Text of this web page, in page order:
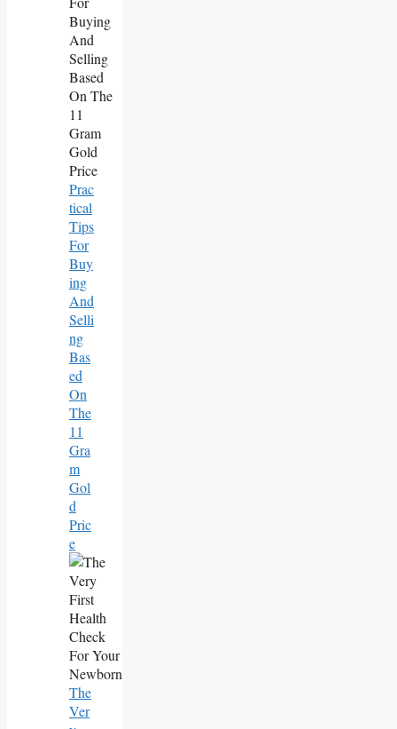
Prac
Tical
Tips
For
Buy
Ing
And
Selli
Ng
Bas
Ed
On
The
11
Gra
M
Gol
D
Pric
E
The
Ver